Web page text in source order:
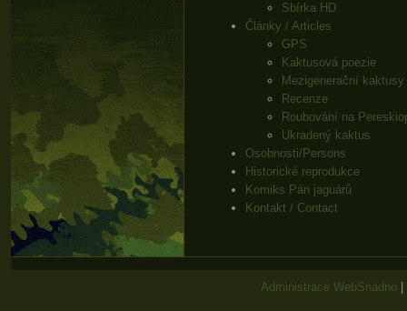
Sbírka HD
Články / Articles
GPS
Kaktusová poezie
Mezigenerační kaktusy
Recenze
Roubování na
Ukradený kaktus
Osobnosti/Persons
Historické reprodukce
Komiks Pán jaguárů
Kontakt / Contact
Administrace WebSnadno|